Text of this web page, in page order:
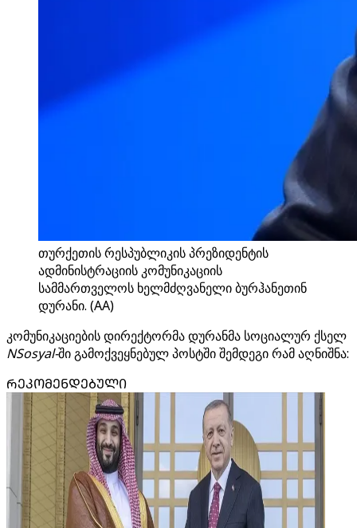
თურქეთის რესპუბლიკის პრეზიდენტის
ადმინისტრაციის კომუნიკაციის
სამმართველოს ხელმძღვანელი ბურჰანეთინ
დურანი. (AA)
კომუნიკაციების დირექტორმა დურანმა სოციალურ ქსელ
NSosyal-ში გამოქვეყნებულ პოსტში შემდეგი რამ აღნიშნა:
ᲠᲔᲙᲝᲛᲔᲜᲓᲔᲑᲣᲚᲘ